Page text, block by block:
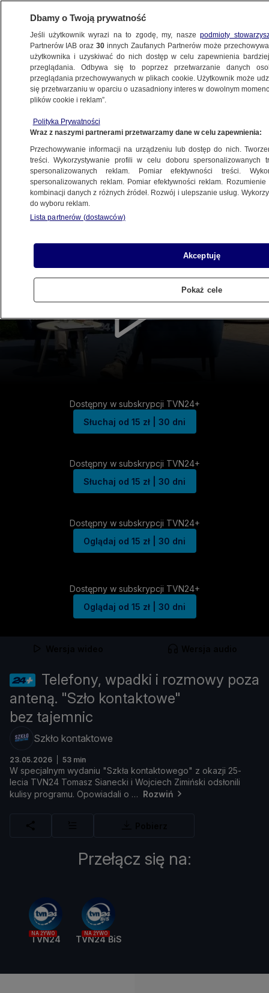
Dostępny w subskrypcji TVN24+
Słuchaj od 15 zł | 30 dni
Dostępny w subskrypcji TVN24+
Słuchaj od 15 zł | 30 dni
Dostępny w subskrypcji TVN24+
Oglądaj od 15 zł | 30 dni
Dostępny w subskrypcji TVN24+
Oglądaj od 15 zł | 30 dni
Telefony, wpadki i rozmowy poza
anteną. "Szło kontaktowe"
bez tajemnic
Szkło kontaktowe
23.05.2026 53 min
W specjalnym wydaniu "Szkła kontaktowego" z okazji 25-
lecia TVN24 Tomasz Sianecki i Wojciech Zimiński odsłonili
kulisy programu. Opowiadali o Rozwiń
Przełącz się na:
NA ŻYWO
TVN24
NA ŻYWO
TVN24 BiS
Dbamy o Twoją prywatność
Jeśli użytkownik wyrazi na to zgodę, my, naszepodmioty
Partnerów IAB oraz30 innych Zaufanych Partnerów może
użytkownika i uzyskiwać do nich dostęp w celu zapewnienia
przeglądania. Odbywa się to poprzez przetwarzanie danych
przeglądania przechowywanych w plikach cookie. Użytkownik może
się przetwarzaniu w oparciu o uzasadniony interes w dowolnym
plików cookie i reklam”.
Polityka Prywatności
Wraz z naszymi partnerami przetwarzamy dane w celu zapewnienia:
Przechowywanie informacji na urządzeniu lub dostęp do nich.
treści. Wykorzystywanie profili w celu doboru spersonalizowanych
spersonalizowanych reklam. Pomiar efektywności treści.
spersonalizowanych reklam. Pomiar efektywności reklam.
kombinacji danych z różnych źródeł. Rozwój i ulepszanie usług.
do wyboru reklam.
Lista partnerów (dostawców)
Akceptuję
Pokaż cele